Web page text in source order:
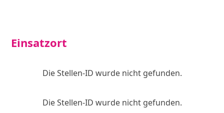
Einsatzort
Die Stellen-ID wurde nicht gefunden.
Die Stellen-ID wurde nicht gefunden.